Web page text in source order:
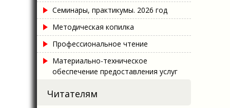
Семинары, практикумы. 2026 год
Методическая копилка
Профессиональное чтение
Материально-техническое
обеспечение предоставления услуг
Читателям